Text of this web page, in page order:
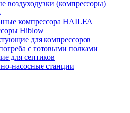
воздуходувки (компрессоры)
компрессора HAILEA
Hiblow
для компрессоров
с готовыми полками
для септиков
насосные станции